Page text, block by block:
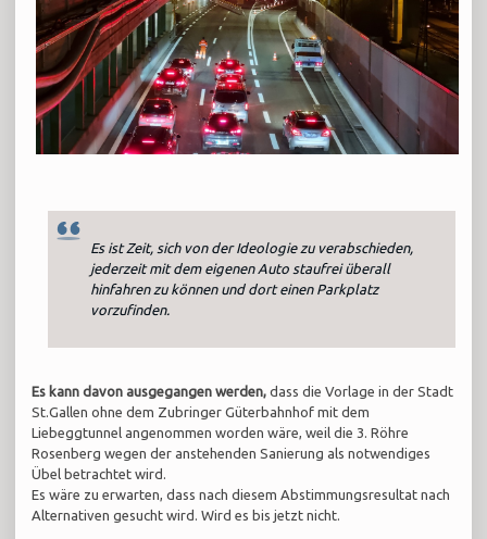
Es ist Zeit, sich von der Ideologie zu verabschieden,
jederzeit mit dem eigenen Auto staufrei überall
hinfahren zu können und dort einen Parkplatz
vorzufinden.
Es kann davon ausgegangen werden, dass die Vorlage in der Stadt
St.Gallen ohne dem Zubringer Güterbahnhof mit dem
Liebeggtunnel angenommen worden wäre, weil die 3. Röhre
Rosenberg wegen der anstehenden Sanierung als notwendiges
Übel betrachtet wird.
Es wäre zu erwarten, dass nach diesem Abstimmungsresultat nach
Alternativen gesucht wird. Wird es bis jetzt nicht.